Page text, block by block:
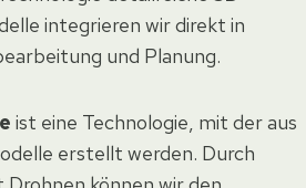
integrieren wir direkt in
und Planung.
ist eine Technologie, mit der aus
erstellt werden. Durch